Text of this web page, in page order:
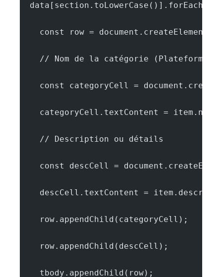
const row =
// Nom de la catégorie (Plateforme,
const categoryCell =
categoryCell.textContent = item.nom
    // Description ou détails
const descCell =
descCell.textContent =
    row.appendChild(categoryCell);
    row.appendChild(descCell);
    tbody.appendChild(row);